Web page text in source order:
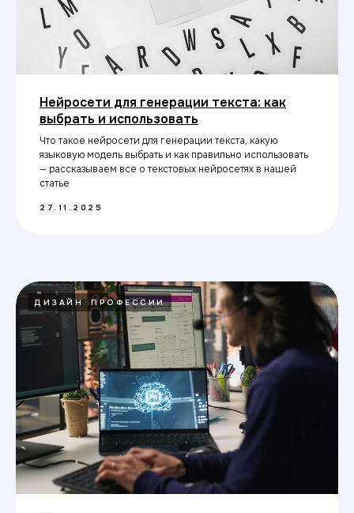
Нейросети для генерации текста: как
выбрать и использовать
Что такое нейросети для генерации текста, какую
языковую модель выбрать и как правильно использовать
— рассказываем все о текстовых нейросетях в нашей
статье
27.11.2025
ДИЗАЙН ПРОФЕССИИ
ИТ ТОП Университет
© 2026. Все права защищены
Дизайн
Блог
Прикладная информатика